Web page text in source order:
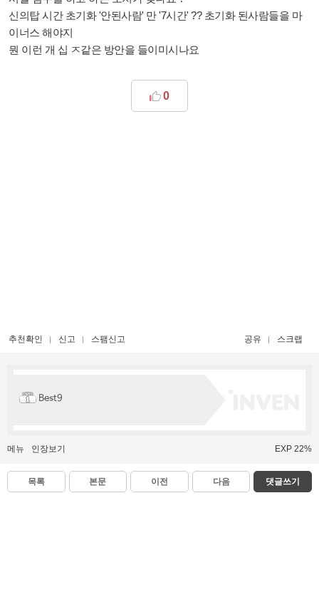
신의탑 시간 초기화 '안된사람' 만 '7시간' ?? 초기화 된사람들을 마
이너스 해야지
뭔 이런 개 십 ㅈ같은 방안을 들이미시나요
0
추천확인 신고 스팸신고 공유 스크랩
Best9
메뉴 인장보기 EXP 22%
목록 본문 이전 다음 댓글쓰기